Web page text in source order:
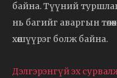
байна. Түүний
нь багийг аваргын
хөшүүрэг болж байна.
Дэлгэрэнгүй эх